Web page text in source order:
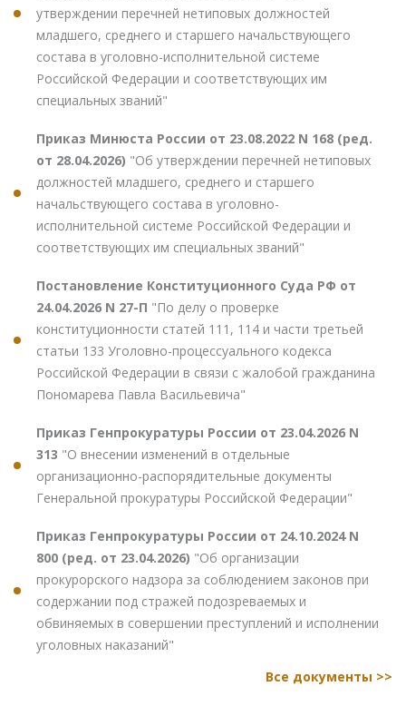
утверждении перечней нетиповых должностей
младшего, среднего и старшего начальствующего
состава в уголовно-исполнительной системе
Российской Федерации и соответствующих им
специальных званий"
Приказ Минюста России от 23.08.2022 N 168 (ред.
от 28.04.2026) "Об утверждении перечней нетиповых
должностей младшего, среднего и старшего
начальствующего состава в уголовно-
исполнительной системе Российской Федерации и
соответствующих им специальных званий"
Постановление Конституционного Суда РФ от
24.04.2026 N 27-П "По делу о проверке
конституционности статей 111, 114 и части третьей
статьи 133 Уголовно-процессуального кодекса
Российской Федерации в связи с жалобой гражданина
Пономарева Павла Васильевича"
Приказ Генпрокуратуры России от 23.04.2026 N
313 "О внесении изменений в отдельные
организационно-распорядительные документы
Генеральной прокуратуры Российской Федерации"
Приказ Генпрокуратуры России от 24.10.2024 N
800 (ред. от 23.04.2026) "Об организации
прокурорского надзора за соблюдением законов при
содержании под стражей подозреваемых и
обвиняемых в совершении преступлений и исполнении
уголовных наказаний"
Все документы >>